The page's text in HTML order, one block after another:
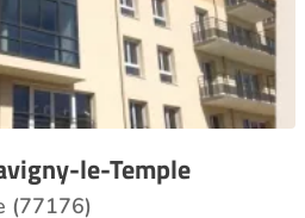
le-Temple
(77176)